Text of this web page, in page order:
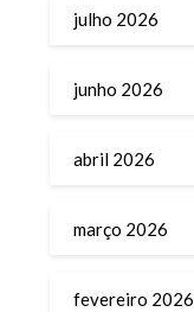
julho 2026
junho 2026
abril 2026
março 2026
fevereiro 2026